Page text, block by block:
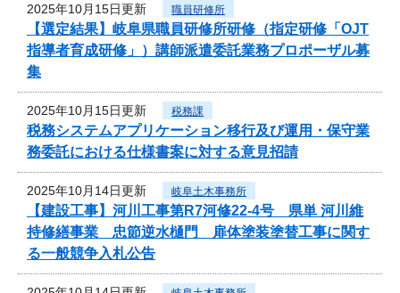
2025年10月15日更新 職員研修所
【選定結果】岐阜県職員研修所研修（指定研修「OJT
指導者育成研修」）講師派遣委託業務プロポーザル募
集
2025年10月15日更新 税務課
税務システムアプリケーション移行及び運用・保守業
務委託における仕様書案に対する意見招請
2025年10月14日更新 岐阜土木事務所
【建設工事】河川工事第R7河修22-4号 県単 河川維
持修繕事業 忠節逆水樋門 扉体塗装塗替工事に関す
る一般競争入札公告